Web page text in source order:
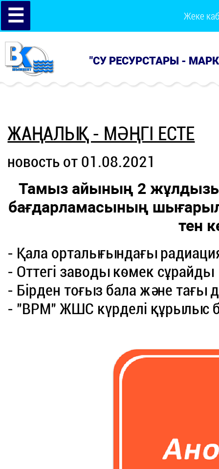
☰ Жеке
"СУ РЕСУРСТАРЫ -
ЖАҢАЛЫҚ - МӘҢГІ ЕСТЕ
новость от 01.08.2021
Тамыз айының 2
бағдарламасының
тен
- Қала орталығындағы
- Оттегі заводы көмек сұрайды
- Бірден тоғыз бала және тағы
- "ВРМ" ЖШС күрделі құрылыс